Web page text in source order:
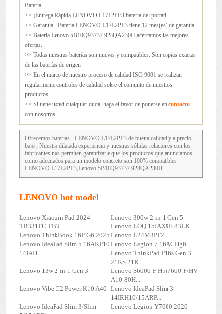
Batería.
>> ¡Entrega Rápida LENOVO L17L2PF3 batería del portátil.
>> Garantía - Batería LENOVO L17L2PF3 tiene 12 mes(es) de garantía.
>> Bateria Lenovo 5B10Q93737 928QA230H,acercamos las mejores
ofertas.
>> Todas nuestras baterías son nuevas y compatibles. Son copias exactas
de las baterías de origen
>> En el marco de nuestro proceso de calidad ISO 9001 se realizan
regularmente controles de calidad sobre el conjunto de nuestros
productos.
>> Si tiene usted cualquier duda, haga el favor de ponerse en contacto
con nosotros.
Ofrecemos baterías LENOVO L17L2PF3de buena calidad y a precio
bajo , Nuestra dilatada experiencia y nuestras sólidas relaciones con los
fabricantes nos permiten garantizarle que los productos que anunciamos
como adecuados para un modelo concreto son 100% compatibles
LENOVO L17L2PF3,Lenovo 5B10Q93737 928QA230H .
LENOVO hot model
Lenovo Xiaoxin Pad 2024
TB331FC TB3...
Lenovo 300w 2-in-1 Gen 5
Lenovo LOQ 15IAX9E 83LK
Lenovo ThinkBook 16P G6 2025 Lenovo L24M3PF2
Lenovo IdeaPad Slim 5 16AKP10
14IAH...
Lenovo Legion 7 16ACHg6
Lenovo ThinkPad P16s Gen 3
21KS 21K...
Lenovo 13w 2-in-1 Gen 3
Lenovo S6000-F H A7600-F/HV
A10-80H...
Lenovo Vibe C2 Power K10 A40
Lenovo IdeaPad Slim 3
14IRH10/15ARP...
Lenovo IdeaPad Slim 3/Slim
Lenovo Legion Y7000 2020